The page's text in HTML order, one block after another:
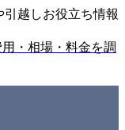
越しお役立ち情報